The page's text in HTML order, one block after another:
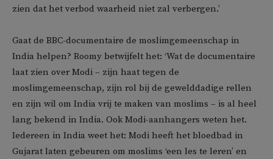
zien dat het verbod waarheid niet zal verbergen.’
Gaat de BBC-documentaire de moslimgemeenschap in
India helpen? Roomy betwijfelt het: ‘Wat de documentaire
laat zien over Modi – zijn haat tegen de
moslimgemeenschap, zijn rol bij de gewelddadige rellen
en zijn wil om India vrij te maken van moslims – is al heel
lang bekend in India. Ook Modi-aanhangers weten het.
Iedereen in India weet het: Modi heeft het bloedbad in
Gujarat laten gebeuren om moslims ‘een les te leren’ en